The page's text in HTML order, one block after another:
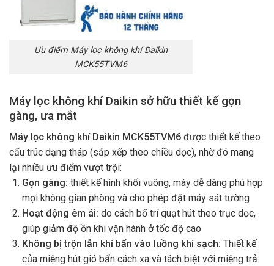
Ưu điểm Máy lọc không khí Daikin
MCK55TVM6
Máy lọc không khí Daikin sở hữu thiết kế gọn
gàng, ưa mắt
Máy lọc không khí Daikin MCK55TVM6 được thiết kế theo
cấu trúc dạng tháp (sắp xếp theo chiều dọc), nhờ đó mang
lại nhiều ưu điểm vượt trội:
Gọn gàng: thiết kế hình khối vuông, máy dễ dàng phù hợp
mọi không gian phòng và cho phép đặt máy sát tường
Hoạt động êm ái: do cách bố trí quạt hút theo trục dọc,
giúp giảm độ ồn khi vận hành ở tốc độ cao
Không bị trộn lẫn khí bẩn vào luồng khí sạch: Thiết kế
của miệng hút gió bẩn cách xa và tách biệt với miệng trả